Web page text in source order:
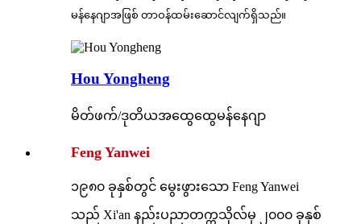
မန်နေဂျာအဖြစ် တာဝန်ထမ်းဆောင်လျက်ရှိသည်။
Hou Yongheng
မိတ်ဖက်/ဒုတိယအထွေထွေမန်နေဂျာ
Feng Yanwei
၁၉၈၀ ခုနှစ်တွင် မွေးဖွားသော Feng Yanwei
သည် Xi'an နည်းပညာတက္ကသိုလ်မှ ၂၀၀၀ ခုနှစ်